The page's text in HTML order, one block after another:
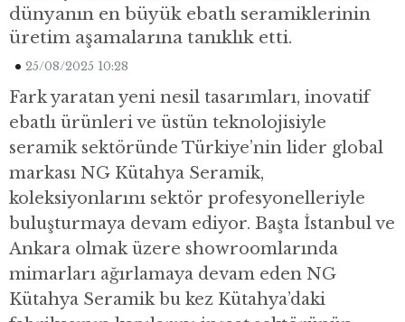
dünyanın en büyük ebatlı seramiklerinin
üretim aşamalarına tanıklık etti.
25/08/2025 10:28
Fark yaratan yeni nesil tasarımları, inovatif
ebatlı ürünleri ve üstün teknolojisiyle
seramik sektöründe Türkiye’nin lider global
markası NG Kütahya Seramik,
koleksiyonlarını sektör profesyonelleriyle
buluşturmaya devam ediyor. Başta İstanbul ve
Ankara olmak üzere showroomlarında
mimarları ağırlamaya devam eden NG
Kütahya Seramik bu kez Kütahya’daki